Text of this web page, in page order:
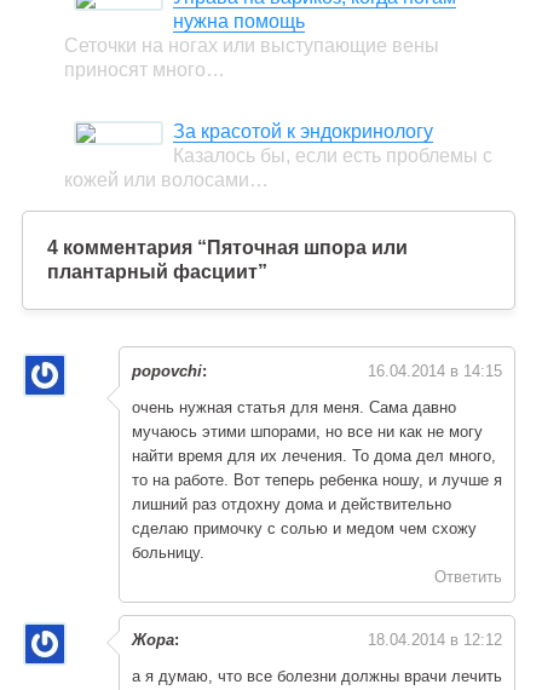
нужна помощь
Сеточки на ногах или выступающие вены
приносят много…
За красотой к эндокринологу
Казалось бы, если есть проблемы с
кожей или волосами…
4 комментария “Пяточная шпора или
плантарный фасциит”
popovchi:
16.04.2014 в 14:15
очень нужная статья для меня. Сама давно
мучаюсь этими шпорами, но все ни как не могу
найти время для их лечения. То дома дел много,
то на работе. Вот теперь ребенка ношу, и лучше я
лишний раз отдохну дома и действительно
сделаю примочку с солью и медом чем схожу
больницу.
Ответить
Жора:
18.04.2014 в 12:12
а я думаю, что все болезни должны врачи лечить